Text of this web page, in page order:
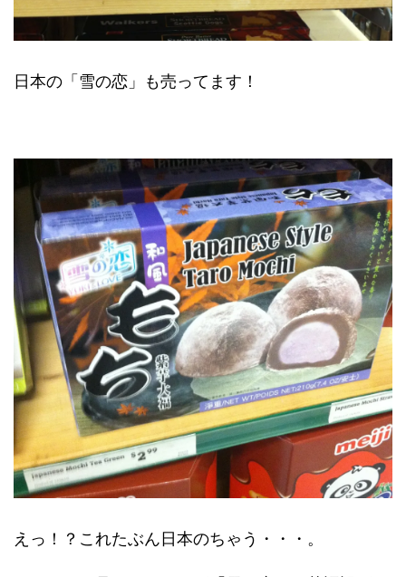
日本の「雪の恋」も売ってます！
えっ！？これたぶん日本のちゃう・・・。